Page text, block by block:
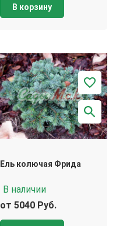
В корзину
Ель колючая Фрида
В наличии
от 5040 Руб.